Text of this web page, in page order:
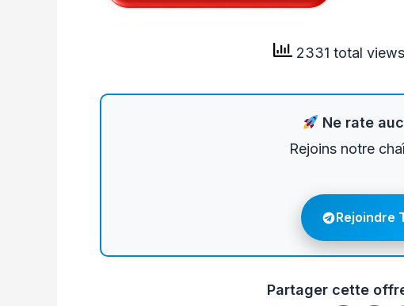
2331 total views
Ne rate
Rejoins notre
Rejoindre
Partager cette